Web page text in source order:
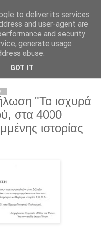
"Τα ισχυρά
στα 4000
ιστορίας
to deliver its services
and user-agent are
and security
generate usage
abuse.
GOT IT